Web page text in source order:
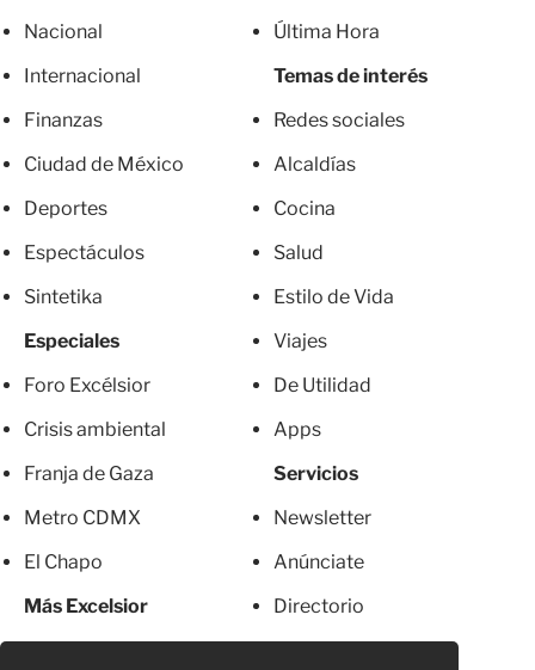
Nacional
Internacional
Finanzas
Ciudad de México
Deportes
Espectáculos
Sintetika
Especiales
Foro Excélsior
Crisis ambiental
Franja de Gaza
Metro CDMX
El Chapo
Más Excelsior
Última Hora
Temas de interés
Redes sociales
Alcaldías
Cocina
Salud
Estilo de Vida
Viajes
De Utilidad
Apps
Servicios
Newsletter
Anúnciate
Directorio